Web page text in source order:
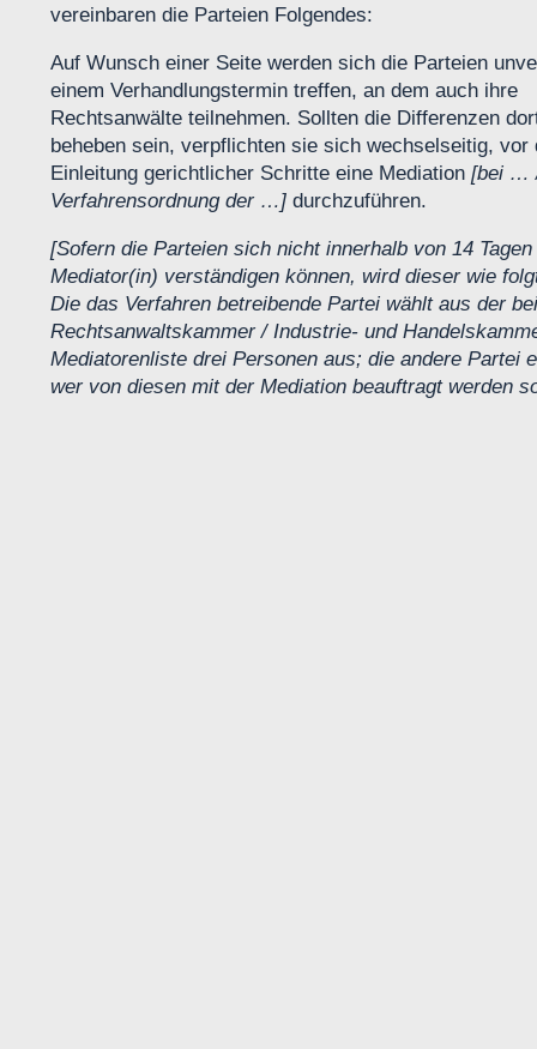
vereinbaren die Parteien Folgendes:
Auf Wunsch einer Seite werden sich die Parteien
einem Verhandlungstermin treffen, an dem auch ihre
Rechtsanwälte teilnehmen. Sollten die Differenzen
beheben sein, verpflichten sie sich wechselseitig, vor
Einleitung gerichtlicher Schritte eine Mediation [bei …
Verfahrensordnung der …] durchzuführen.
[Sofern die Parteien sich nicht innerhalb von 14
Mediator(in) verständigen können, wird dieser wie
Die das Verfahren betreibende Partei wählt aus der
Rechtsanwaltskammer / Industrie- und
Mediatorenliste drei Personen aus; die andere Partei
wer von diesen mit der Mediation beauftragt werden